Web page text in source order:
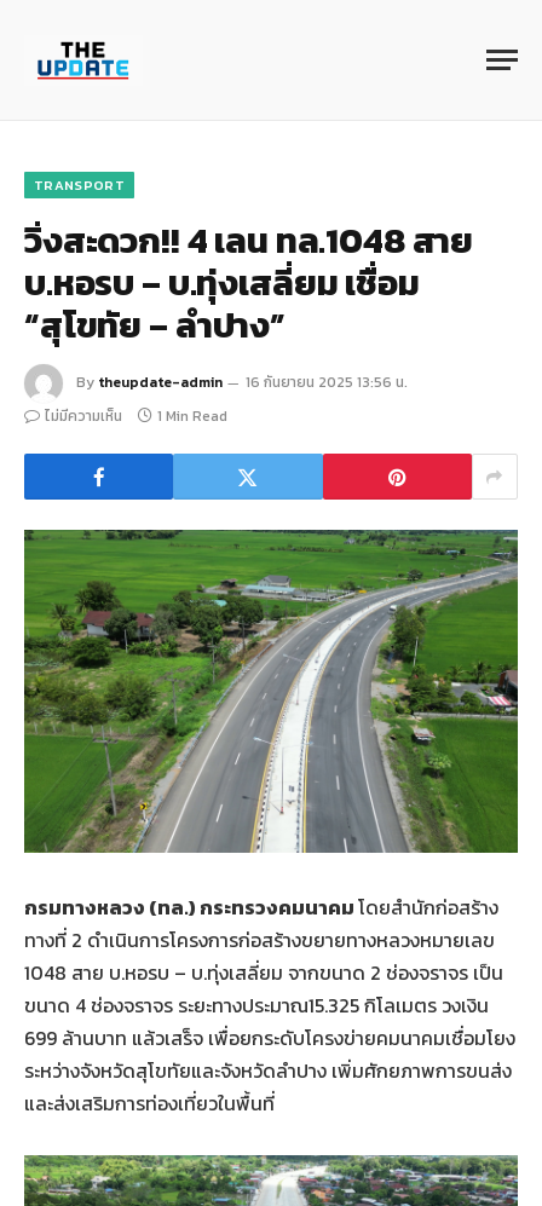
TRANSPORT
วิ่งสะดวก!! 4 เลน ทล.1048 สาย
บ.หอรบ – บ.ทุ่งเสลี่ยม เชื่อม
“สุโขทัย – ลำปาง”
By theupdate-admin
16 กันยายน 2025 13:56 น.
ไม่มีความเห็น
1 Min Read
กรมทางหลวง (ทล.) กระทรวงคมนาคมโดยสำนักก่อสร้าง
ทางที่ 2 ดำเนินการโครงการก่อสร้างขยายทางหลวงหมายเลข
1048 สาย บ.หอรบ – บ.ทุ่งเสลี่ยม จากขนาด 2 ช่องจราจร เป็น
ขนาด 4 ช่องจราจร ระยะทางประมาณ15.325 กิโลเมตร วงเงิน
699 ล้านบาท แล้วเสร็จ เพื่อยกระดับโครงข่ายคมนาคมเชื่อมโยง
ระหว่างจังหวัดสุโขทัยและจังหวัดลำปาง เพิ่มศักยภาพการขนส่ง
และส่งเสริมการท่องเที่ยวในพื้นที่